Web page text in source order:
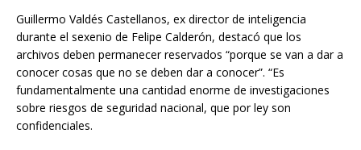
Guillermo Valdés Castellanos, ex director de inteligencia
durante el sexenio de Felipe Calderón, destacó que los
archivos deben permanecer reservados “porque se van a dar a
conocer cosas que no se deben dar a conocer”. “Es
fundamentalmente una cantidad enorme de investigaciones
sobre riesgos de seguridad nacional, que por ley son
confidenciales.